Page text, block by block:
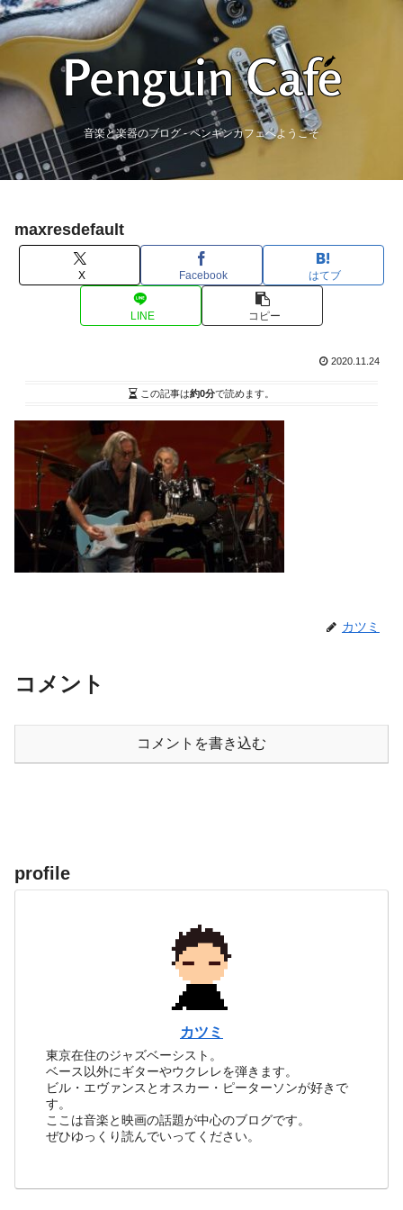
音楽と楽器のブログ - ペンギンカフェへようこそ
maxresdefault
X Facebook はてブ
LINE コピー
2020.11.24
この記事は約0分で読めます。
カツミ
コメント
コメントを書き込む
profile
カツミ
東京在住のジャズベーシスト。
ベース以外にギターやウクレレを弾きます。
ビル・エヴァンスとオスカー・ピーターソンが好きで
す。
ここは音楽と映画の話題が中心のブログです。
ぜひゆっくり読んでいってください。